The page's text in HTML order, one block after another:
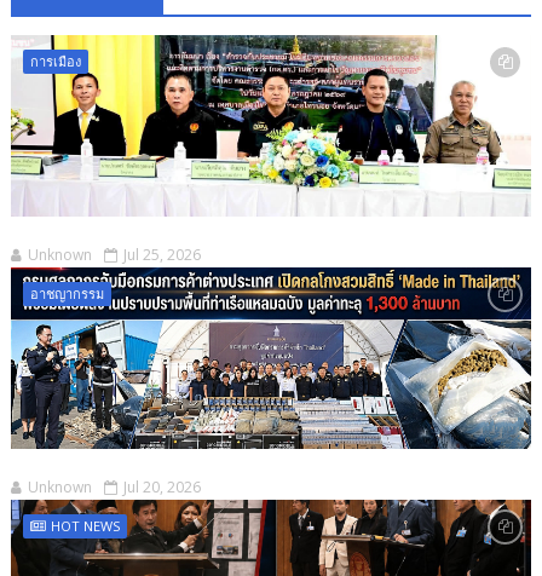
การเมือง
Unknown Jul 25, 2026
อาชญากรรม
Unknown Jul 20, 2026
HOT NEWS